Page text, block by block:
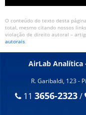
O conteúdo do texto desta
total, mesmo citando nossos
violação de direito autoral –
autorais
AirLab Analítica
R. Garibaldi, 123 -
11 3656-2323/